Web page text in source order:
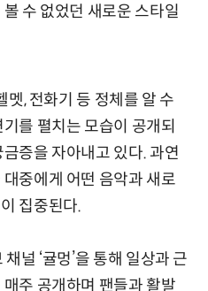
수 없었던 새로운 스타일
멧, 전화기 등 정체를 알 수
를 펼치는 모습이 공개되
증을 자아내고 있다. 과연
중에게 어떤 음악과 새로
집중된다.
널 ‘귤멍’을 통해 일상과 근
주 공개하며 팬들과 활발